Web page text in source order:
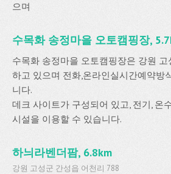
으며
수목화 송정마을 오토캠핑장,
수목화 송정마을 오토캠핑장은 강원
하고 있으며 전화,온라인실시간예약방
니다.
데크 사이트가 구성되어 있고, 전기, 온
시설을 이용할 수 있습니다.
하늬라벤더팜, 6.8km
강원 고성군 간성읍 어천리 788